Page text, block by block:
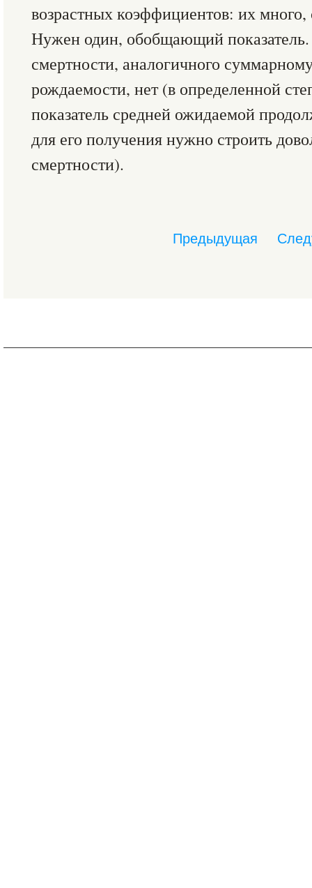
возрастных коэффициентов: их много,
Нужен один, обобщающий показатель.
смертности, аналогичного
рождаемости, нет (в определенной
показатель средней ожидаемой
для его получения нужно строить
смертности).
Предыдущая